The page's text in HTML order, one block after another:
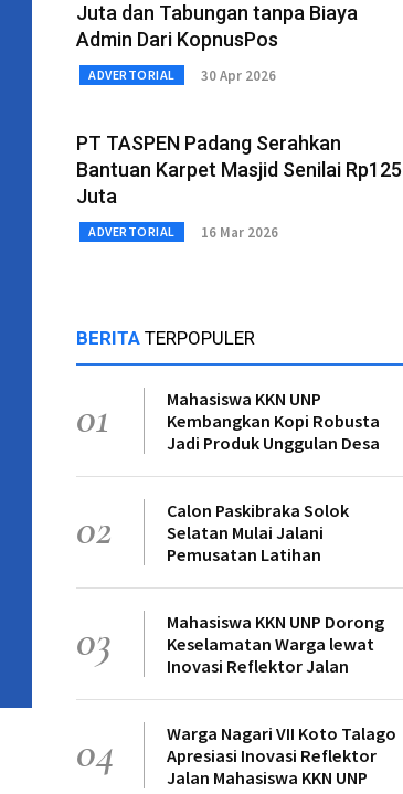
Juta dan Tabungan tanpa Biaya
Admin Dari KopnusPos
ADVERTORIAL 30 Apr 2026
PT TASPEN Padang Serahkan
Bantuan Karpet Masjid Senilai Rp125
Juta
ADVERTORIAL 16 Mar 2026
BERITA TERPOPULER
01
Mahasiswa KKN UNP
Kembangkan Kopi Robusta
Jadi Produk Unggulan Desa
02
Calon Paskibraka Solok
Selatan Mulai Jalani
Pemusatan Latihan
03
Mahasiswa KKN UNP Dorong
Keselamatan Warga lewat
Inovasi Reflektor Jalan
04
Warga Nagari VII Koto Talago
Apresiasi Inovasi Reflektor
Jalan Mahasiswa KKN UNP